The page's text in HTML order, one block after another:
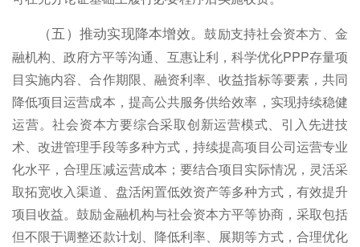
（五）推动实现降本增效。鼓励支持社会资本方、金
融机构、政府方平等沟通、互惠让利，科学优化PPP存量项
目实施内容、合作期限、融资利率、收益指标等要素，共同
降低项目运营成本，提高公共服务供给效率，实现持续稳健
运营。社会资本方要综合采取创新运营模式、引入先进技
术、改进管理手段等多种方式，持续提高项目公司运营专业
化水平，合理压减运营成本；要结合项目实际情况，灵活采
取拓宽收入渠道、盘活闲置低效资产等多种方式，有效提升
项目收益。鼓励金融机构与社会资本方平等协商，采取包括
但不限于调整还款计划、降低利率、展期等方式，合理优化